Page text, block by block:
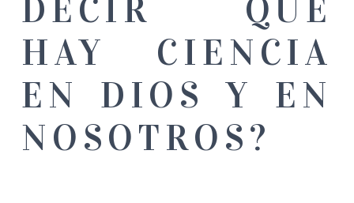
DECIR QUE
HAY CIENCIA
EN DIOS Y EN
NOSOTROS?